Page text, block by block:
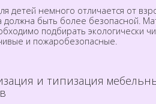
детей немного отличается от
должна быть более безопасной.
подбирать экологически
и пожаробезопасные.
и типизация